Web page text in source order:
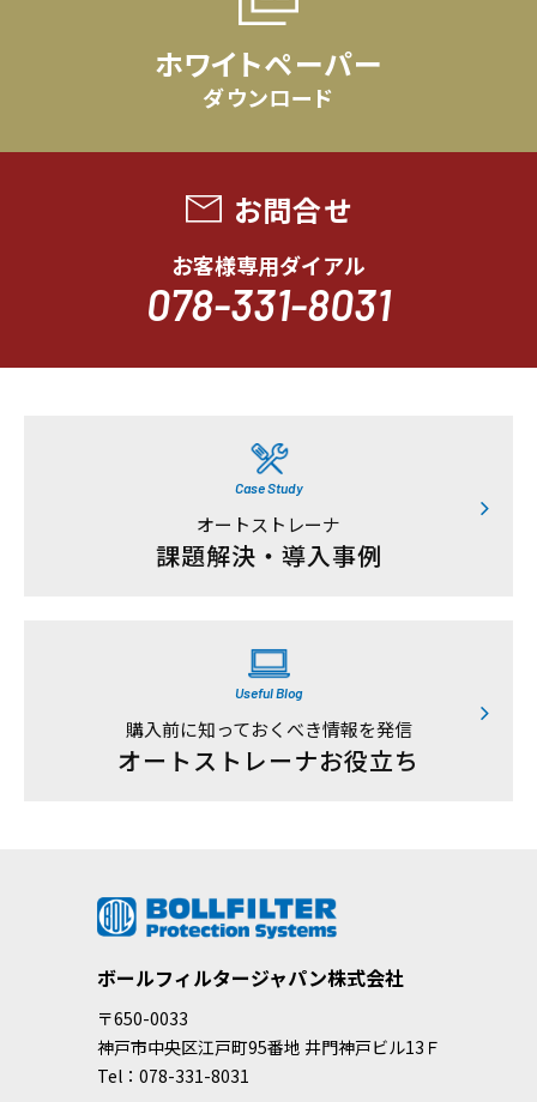
ホワイトペーパー
ダウンロード
お問合せ
お客様専用ダイアル
078-331-8031
Case Study
オートストレーナ
課題解決・導入事例
Useful Blog
購入前に知っておくべき情報を発信
オートストレーナお役立ち
ボールフィルタージャパン株式会社
〒650-0033
神戸市中央区江戸町95番地 井門神戸ビル13Ｆ
Tel：078-331-8031